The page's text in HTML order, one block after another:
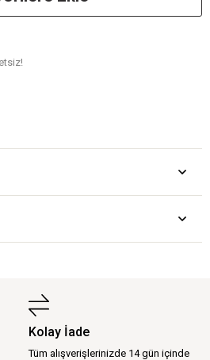
Kolay İade
Tüm alışverişlerinizde 14 gün içinde